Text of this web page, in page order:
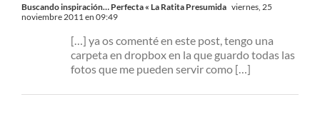
Buscando inspiración… Perfecta « La Ratita Presumida viernes, 25
noviembre 2011 en 09:49
[…] ya os comenté en este post, tengo una
carpeta en dropbox en la que guardo todas las
fotos que me pueden servir como […]